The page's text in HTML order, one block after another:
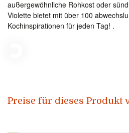
außergewöhnliche Rohkost oder
Violette bietet mit über 100
Kochinspirationen für jeden Tag! .
Preise für dieses Produkt